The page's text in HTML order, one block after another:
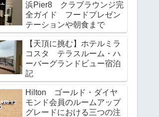
浜Pier8 クラブラウンジ完
全ガイド フードプレゼン
テーションや朝食まで
【天頂に挑む】ホテルミラ
コスタ テラスルーム・ハ
ーバーグランドビュー宿泊
記
Hilton ゴールド・ダイヤ
モンド会員のルームアップ
グレードにおける三つの注